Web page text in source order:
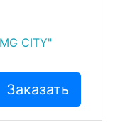
CITY"
Заказать